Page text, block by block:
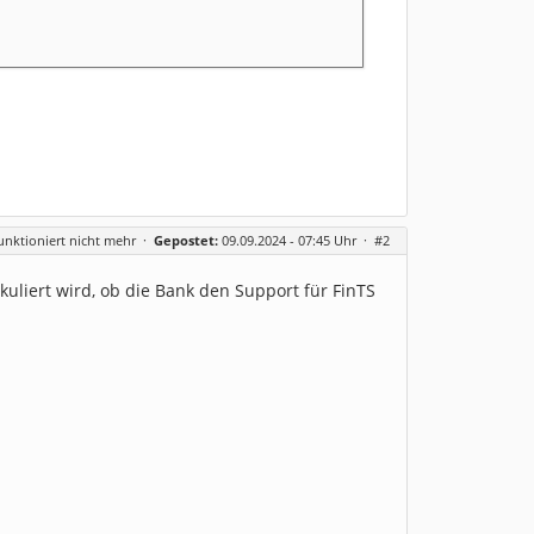
nicht mehr· Gepostet: 09.09.2024 - 07:45 Uhr · #2
wird, ob die Bank den Support für FinTS